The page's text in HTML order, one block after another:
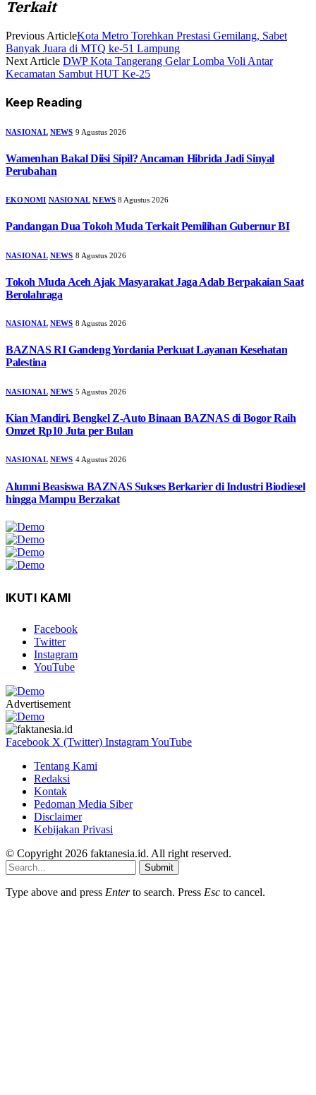
Terkait
Previous ArticleKota Metro Torehkan Prestasi Gemilang, Sabet
Banyak Juara di MTQ ke-51 Lampung
Next Article DWP Kota Tangerang Gelar Lomba Voli Antar
Kecamatan Sambut HUT Ke-25
Keep Reading
NASIONAL NEWS 9 Agustus 2026
Wamenhan Bakal Diisi Sipil? Ancaman Hibrida Jadi Sinyal
Perubahan
EKONOMI NASIONAL NEWS 8 Agustus 2026
Pandangan Dua Tokoh Muda Terkait Pemilihan Gubernur BI
NASIONAL NEWS 8 Agustus 2026
Tokoh Muda Aceh Ajak Masyarakat Jaga Adab Berpakaian Saat
Berolahraga
NASIONAL NEWS 8 Agustus 2026
BAZNAS RI Gandeng Yordania Perkuat Layanan Kesehatan
Palestina
NASIONAL NEWS 5 Agustus 2026
Kian Mandiri, Bengkel Z-Auto Binaan BAZNAS di Bogor Raih
Omzet Rp10 Juta per Bulan
NASIONAL NEWS 4 Agustus 2026
Alumni Beasiswa BAZNAS Sukses Berkarier di Industri Biodiesel
hingga Mampu Berzakat
IKUTI KAMI
Facebook
Twitter
Instagram
YouTube
Advertisement
Facebook X (Twitter) InstagramYouTube
Tentang Kami
Redaksi
Kontak
Pedoman Media Siber
Disclaimer
Kebijakan Privasi
© Copyright 2026 faktanesia.id. All right reserved.
Submit
Type above and press Enterto search. Press Esc to cancel.